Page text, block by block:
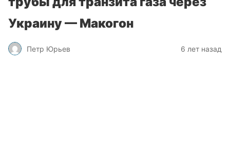
Украину — Макогон
Петр Юрьев 6 лет назад